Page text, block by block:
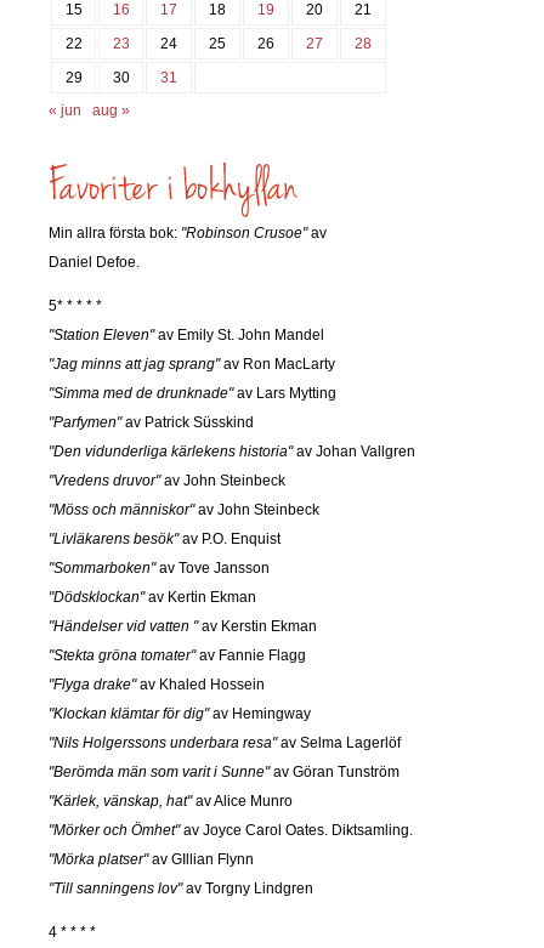
15
16 17 18 19 20
21
22
23 24 25 26 27
28
29
30
31
« jun
aug »
Min allra första bok: "Robinson Crusoe"av
Daniel Defoe.
5* * * * *
"Station Eleven"av Emily St. John Mandel
"Jag minns att jag sprang"av Ron MacLarty
"Simma med de drunknade"av Lars Mytting
"Parfymen"av Patrick Süsskind
"Den vidunderliga kärlekens historia"av Johan Vallgren
"Vredens druvor"av John Steinbeck
"Möss och människor"av John Steinbeck
"Livläkarens besök"av P.O. Enquist
"Sommarboken"av Tove Jansson
"Dödsklockan"av Kertin Ekman
"Händelser vid vatten "av Kerstin Ekman
"Stekta gröna tomater"av Fannie Flagg
"Flyga drake"av Khaled Hossein
"Klockan klämtar för dig"av Hemingway
"Nils Holgerssons underbara resa"av Selma Lagerlöf
"Berömda män som varit i Sunne"av Göran Tunström
"Kärlek, vänskap, hat"av Alice Munro
"Mörker och Ömhet"av Joyce Carol Oates. Diktsamling.
"Mörka platser"av GIllian Flynn
"Till sanningens lov"av Torgny Lindgren
4 * * * *